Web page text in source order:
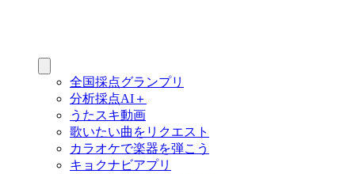
全国採点グランプリ
分析採点AI＋
うたスキ動画
歌いたい曲をリクエスト
カラオケで楽器を弾こう
キョクナビアプリ